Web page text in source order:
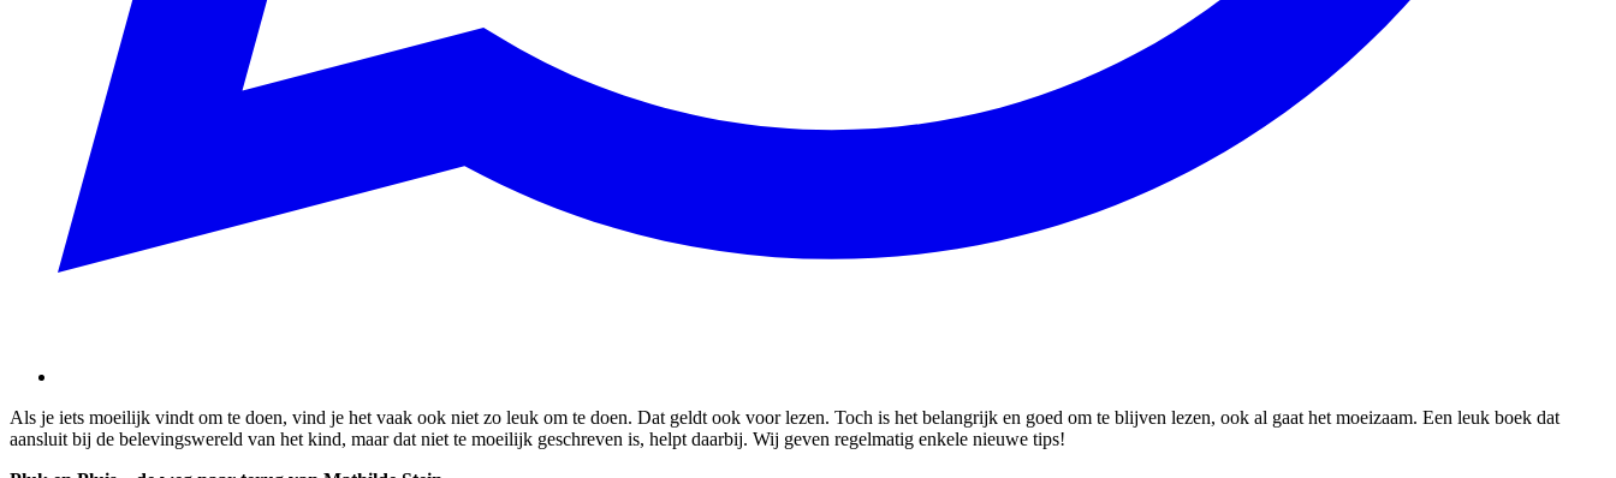
Als je iets moeilijk vindt om te doen, vind je het vaak ook niet zo leuk om te doen. Dat geldt ook voor lezen. Toch is het belangrijk en goed om te blijven lezen, ook al gaat het moeizaam. Een leuk boek dat
aansluit bij de belevingswereld van het kind, maar dat niet te moeilijk geschreven is, helpt daarbij. Wij geven regelmatig enkele nieuwe tips!